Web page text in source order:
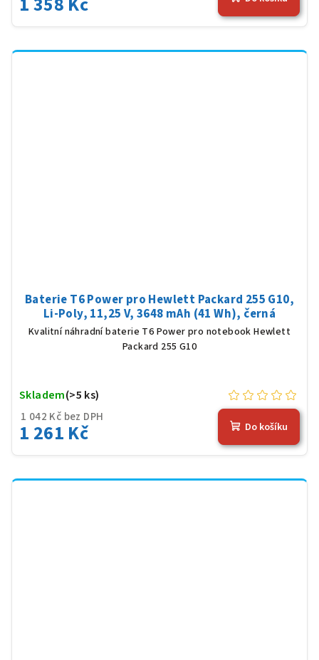
Baterie T6 Power pro Hewlett Packard 255 G10,
Li-Poly, 11,25 V, 3648 mAh (41 Wh), černá
Kvalitní náhradní baterie T6 Power pro notebook Hewlett
Packard 255 G10
1 042 Kč bez DPH
1 261 Kč
Skladem(>5 ks)
Do košíku